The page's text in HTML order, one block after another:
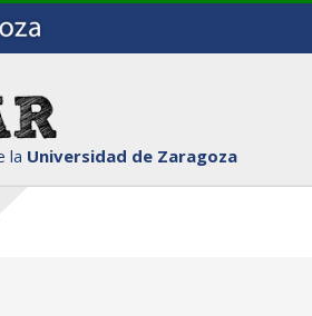
la Universidad de Zaragoza